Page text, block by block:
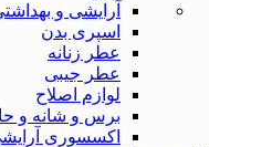
آرایشی و
اسپری بدن
عطر زنانه
عطر جیبی
لوازم اصلاح
برس و شانه و
اکسسوری